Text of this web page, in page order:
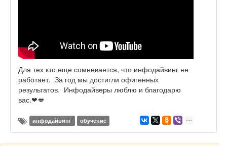
Для тех кто еще сомневается, что инфодайвинг не
работает. За год мы достигли офигенных
результатов. Инфодайверы люблю и благодарю
вас.❤💋
инфодайвинг обучение